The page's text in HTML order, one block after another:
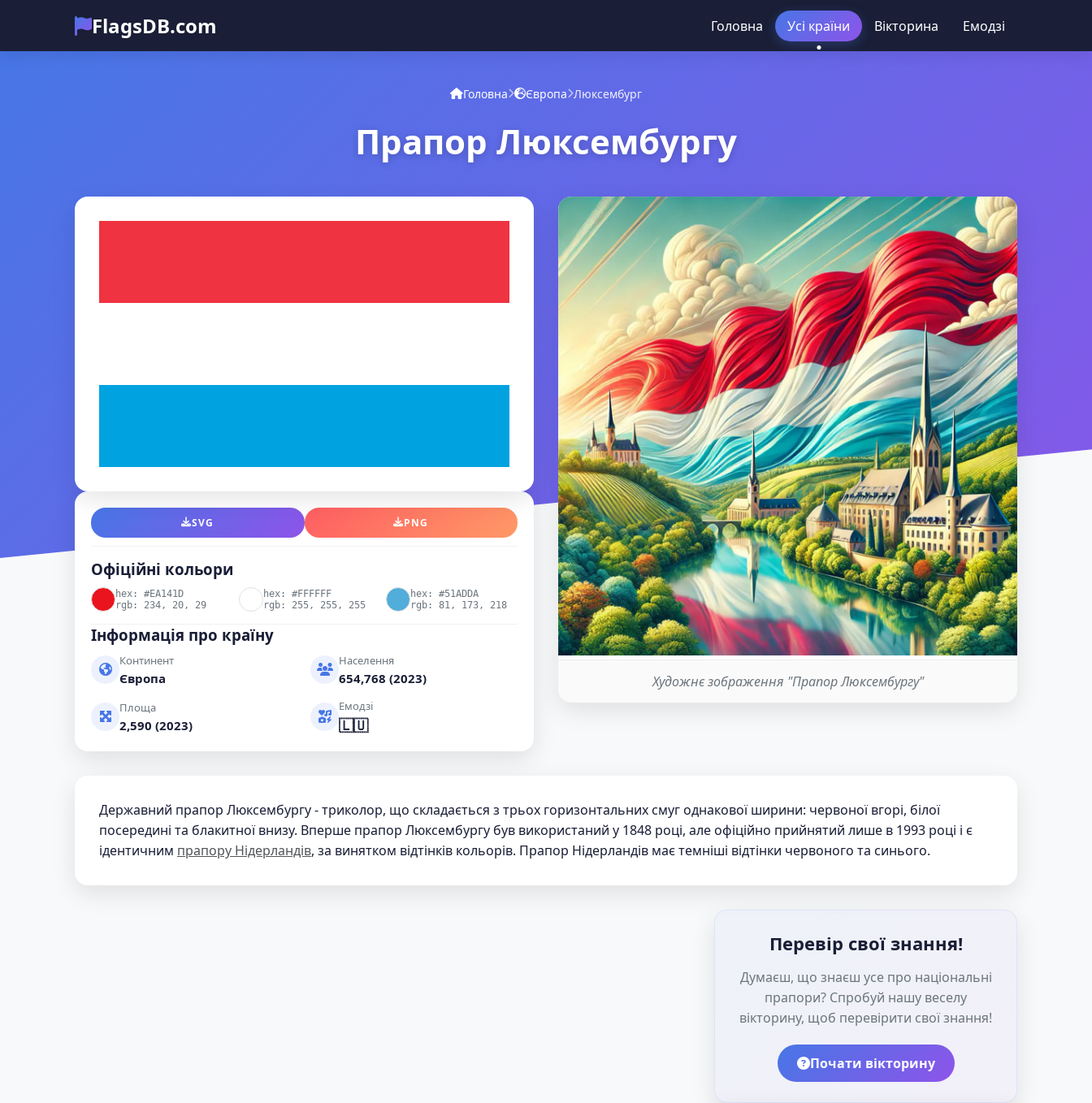
FlagsDB.com Головна Усі країни Вікторина Емодзі
Головна Європа Люксембург
Прапор Люксембургу
SVG PNG
Офіційні кольори
hex: #EA141D
rgb: 234, 20, 29
hex: #FFFFFF
rgb: 255, 255, 255
hex: #51ADDA
rgb: 81, 173, 218
Інформація про країну
Континент
Європа
Населення
654,768 (2023)
Площа
2,590 (2023)
Емодзі
🇱🇺
Художнє зображення "Прапор Люксембургу"
Державний прапор Люксембургу - триколор, що складається з трьох горизонтальних смуг однакової ширини: червоної вгорі, білої
посередині та блакитної внизу. Вперше прапор Люксембургу був використаний у 1848 році, але офіційно прийнятий лише в 1993 році і є
ідентичним прапору Нідерландів, за винятком відтінків кольорів. Прапор Нідерландів має темніші відтінки червоного та синього.
Перевір свої знання!
Думаєш, що знаєш усе про національні
прапори? Спробуй нашу веселу
вікторину, щоб перевірити свої знання!
Почати вікторину